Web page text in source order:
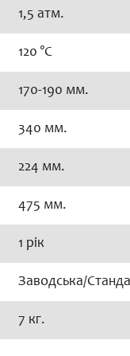
1,5 атм.
120 °C
170-190 мм.
340 мм.
224 мм.
475 мм.
1 рік
Заводська/
7 кг.